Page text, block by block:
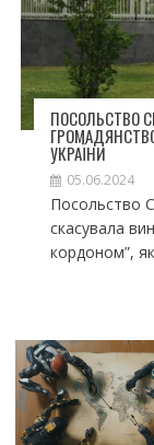
ПОСОЛЬСТВО
УКРАЇНИ
05.06.2024
Посольство
скасувала
кордоном”,